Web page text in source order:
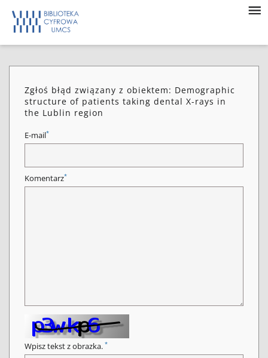
Zgłoś błąd związany z obiektem: Demographic
structure of patients taking dental X-rays in
the Lublin region
E-mail*
Komentarz*
Wpisz tekst z obrazka. *